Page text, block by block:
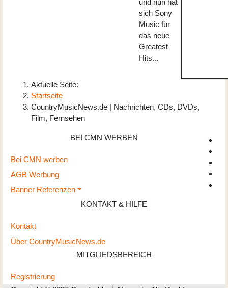
und nun hat
sich Sony
Music für
das neue
Greatest
Hits...
Aktuelle Seite:
Startseite
CountryMusicNews.de | Nachrichten, CDs, DVDs,
Film, Fernsehen
BEI CMN WERBEN
Bei CMN werben
AGB Werbung
Banner Referenzen
KONTAKT & HILFE
Kontakt
Über CountryMusicNews.de
MITGLIEDSBEREICH
Registrierung